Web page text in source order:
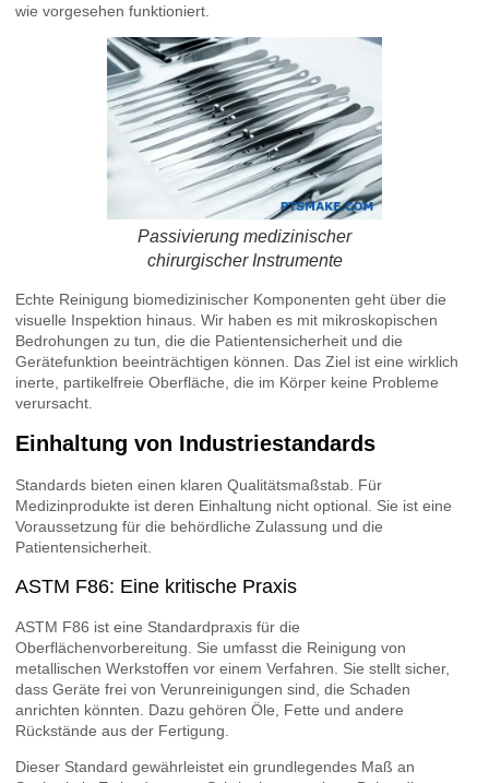
wie vorgesehen funktioniert.
Passivierung medizinischer
chirurgischer Instrumente
Echte Reinigung biomedizinischer Komponenten geht über die
visuelle Inspektion hinaus. Wir haben es mit mikroskopischen
Bedrohungen zu tun, die die Patientensicherheit und die
Gerätefunktion beeinträchtigen können. Das Ziel ist eine wirklich
inerte, partikelfreie Oberfläche, die im Körper keine Probleme
verursacht.
Einhaltung von Industriestandards
Standards bieten einen klaren Qualitätsmaßstab. Für
Medizinprodukte ist deren Einhaltung nicht optional. Sie ist eine
Voraussetzung für die behördliche Zulassung und die
Patientensicherheit.
ASTM F86: Eine kritische Praxis
ASTM F86 ist eine Standardpraxis für die
Oberflächenvorbereitung. Sie umfasst die Reinigung von
metallischen Werkstoffen vor einem Verfahren. Sie stellt sicher,
dass Geräte frei von Verunreinigungen sind, die Schaden
anrichten könnten. Dazu gehören Öle, Fette und andere
Rückstände aus der Fertigung.
Dieser Standard gewährleistet ein grundlegendes Maß an